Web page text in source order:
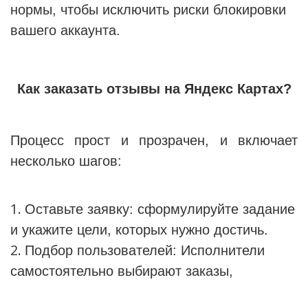
нормы, чтобы исключить риски блокировки
вашего аккаунта.
Как заказать отзывы на Яндекс Картах?
Процесс прост и прозрачен, и включает
несколько шагов:
Оставьте заявку: сформулируйте задание
и укажите цели, которых нужно достичь.
Подбор пользователей: Исполнители
самостоятельно выбирают заказы,